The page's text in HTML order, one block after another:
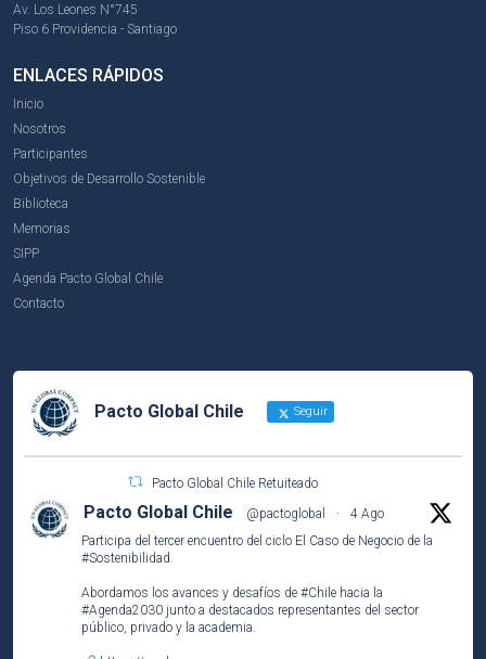
Av. Los Leones N°745
Piso 6 Providencia - Santiago
ENLACES RÁPIDOS
Inicio
Nosotros
Participantes
Objetivos de Desarrollo Sostenible
Biblioteca
Memorias
SIPP
Agenda Pacto Global Chile
Contacto
Pacto Global Chile Seguir
Pacto Global Chile Retuiteado
Pacto Global Chile @pactoglobal ·
4 Ago
Participa del tercer encuentro del ciclo El Caso de Negocio de la
#Sostenibilidad
Abordamos los avances y desafíos de #Chile hacia la
#Agenda2030 junto a destacados representantes del sector
público, privado y la academia.